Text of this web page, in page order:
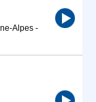
Alpes -